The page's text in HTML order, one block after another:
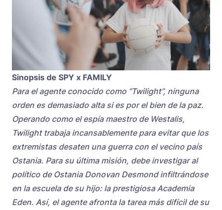
Sinopsis de SPY x FAMILY
Para el agente conocido como “Twilight”, ninguna
orden es demasiado alta si es por el bien de la paz.
Operando como el espía maestro de Westalis,
Twilight trabaja incansablemente para evitar que los
extremistas desaten una guerra con el vecino país
Ostania. Para su última misión, debe investigar al
político de Ostania Donovan Desmond infiltrándose
en la escuela de su hijo: la prestigiosa Academia
Eden. Así, el agente afronta la tarea más difícil de su